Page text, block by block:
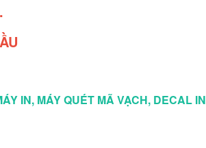
IN, MÁY QUÉT MÃ VẠCH, DECAL IN